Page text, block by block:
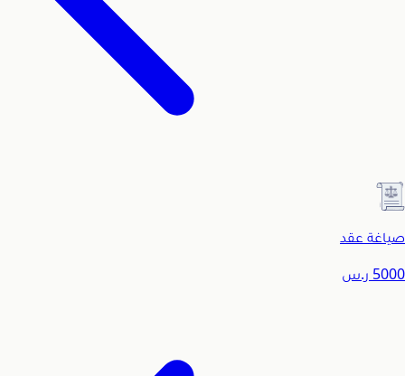
صياغة عقد
5000 ر.س